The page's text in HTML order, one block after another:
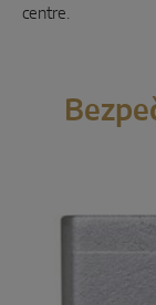
centre.